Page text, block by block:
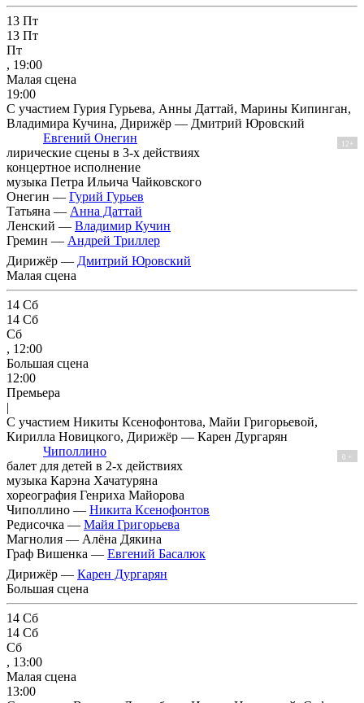
13 Пт
13 Пт
Пт
, 19:00
Малая сцена
19:00
С участием Гурия Гурьева, Анны Даттай, Марины Кипинган,
Владимира Кучина, Дирижёр — Дмитрий Юровский
Евгений Онегин
12+
лирические сцены в 3-х действиях
концертное исполнение
музыка Петра Ильича Чайковского
Онегин — Гурий Гурьев
Татьяна — Анна Даттай
Ленский — Владимир Кучин
Гремин — Андрей Триллер
Дирижёр — Дмитрий Юровский
Малая сцена
14 Сб
14 Сб
Сб
, 12:00
Большая сцена
12:00
Премьера
|
С участием Никиты Ксенофонтова, Майи Григорьевой,
Кирилла Новицкого, Дирижёр — Карен Дургарян
Чиполлино
0 +
балет для детей в 2-х действиях
музыка Карэна Хачатуряна
хореография Генриха Майорова
Чиполлино — Никита Ксенофонтов
Редисочка — Майя Григорьева
Магнолия — Алёна Дякина
Граф Вишенка — Евгений Басалюк
Дирижёр — Карен Дургарян
Большая сцена
14 Сб
14 Сб
Сб
, 13:00
Малая сцена
13:00